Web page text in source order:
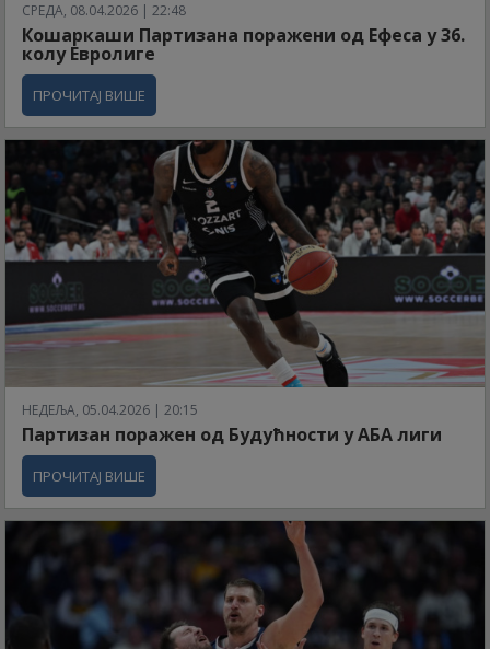
СРЕДА, 08.04.2026 | 22:48
Кошаркаши Партизана поражени од Ефеса у 36.
колу Евролиге
ПРОЧИТАЈ ВИШЕ
НЕДЕЉА, 05.04.2026 | 20:15
Партизан поражен од Будућности у АБА лиги
ПРОЧИТАЈ ВИШЕ